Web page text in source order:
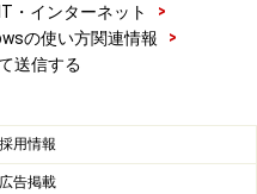
IT・インターネット
>
の使い方関連情報
>
送信する
採用情報
広告掲載